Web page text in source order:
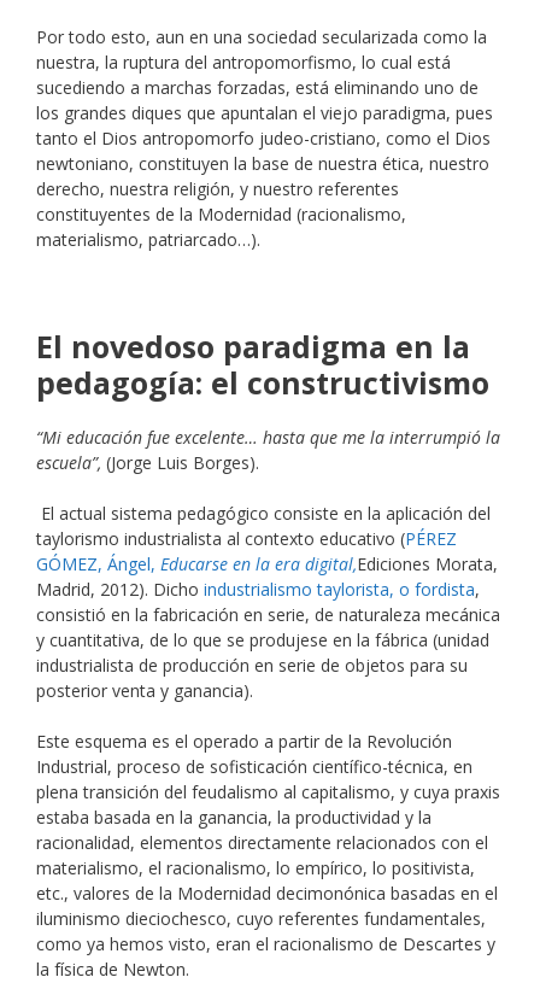
Por todo esto, aun en una sociedad secularizada como la
nuestra, la ruptura del antropomorfismo, lo cual está
sucediendo a marchas forzadas, está eliminando uno de
los grandes diques que apuntalan el viejo paradigma, pues
tanto el Dios antropomorfo judeo-cristiano, como el Dios
newtoniano, constituyen la base de nuestra ética, nuestro
derecho, nuestra religión, y nuestro referentes
constituyentes de la Modernidad (racionalismo,
materialismo, patriarcado…).
El novedoso paradigma en la
pedagogía: el constructivismo
“Mi educación fue excelente… hasta que me la interrumpió la
escuela”, (Jorge Luis Borges).
El actual sistema pedagógico consiste en la aplicación del
taylorismo industrialista al contexto educativo (PÉREZ
GÓMEZ, Ángel, Educarse en la era digital,Ediciones Morata,
Madrid, 2012). Dicho industrialismo taylorista, o fordista,
consistió en la fabricación en serie, de naturaleza mecánica
y cuantitativa, de lo que se produjese en la fábrica (unidad
industrialista de producción en serie de objetos para su
posterior venta y ganancia).
Este esquema es el operado a partir de la Revolución
Industrial, proceso de sofisticación científico-técnica, en
plena transición del feudalismo al capitalismo, y cuya praxis
estaba basada en la ganancia, la productividad y la
racionalidad, elementos directamente relacionados con el
materialismo, el racionalismo, lo empírico, lo positivista,
etc., valores de la Modernidad decimonónica basadas en el
iluminismo dieciochesco, cuyo referentes fundamentales,
como ya hemos visto, eran el racionalismo de Descartes y
la física de Newton.